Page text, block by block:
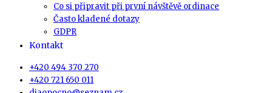
Co si připravit při první návštěvě ordinace
Často kladené dotazy
GDPR
Kontakt
+420 494 370 270
+420 721 650 011